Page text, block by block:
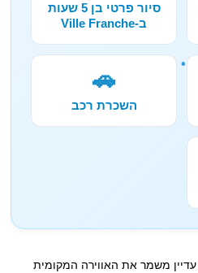
סיור פרטי בן 5 שעות
ב-Ville Franche
🚗
השכרת רכב
משמר את האווירה המקומית